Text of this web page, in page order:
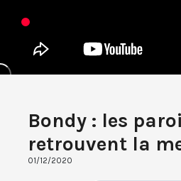
Bondy : les
retrouvent la
01/12/2020